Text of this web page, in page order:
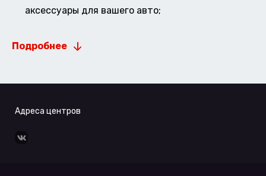
аксессуары для вашего авто;
Подробнее
Адреса центров